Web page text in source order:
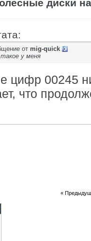
диски
от mig-quick
у меня
цифр 00245
что
«